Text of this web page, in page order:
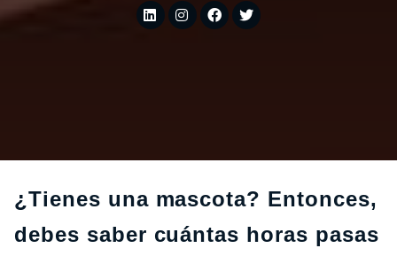
¿Tienes una mascota? Entonces,
debes saber cuántas horas pasas